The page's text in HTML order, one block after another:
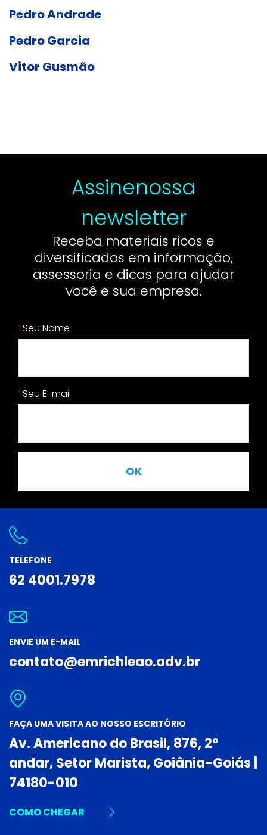
Pedro Andrade
Pedro Garcia
Vitor Gusmão
Assinenossa
newsletter
Receba materiais ricos e
diversificados em informação,
assessoria e dicas para ajudar
você e sua empresa.
*Seu Nome
*Seu E-mail
OK
TELEFONE
62 4001.7978
ENVIE UM E-MAIL
contato@emrichleao.adv.br
FAÇA UMA VISITA AO NOSSO ESCRITÓRIO
Av. Americano do Brasil, 876, 2º
andar, Setor Marista, Goiânia-Goiás |
74180-010
COMO CHEGAR